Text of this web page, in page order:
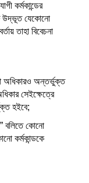
কর্মকান্ডের
উদ্ভূত যেকোনো
তাহা বিবেচনা
অধিকারও অন্তর্ভুক্ত
সেইক্ষেত্রে
হইবে;
বলিতে কোনো
কর্মকান্ডকে